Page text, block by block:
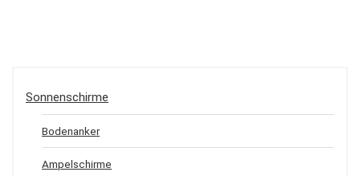
Sonnenschirme
Bodenanker
Ampelschirme